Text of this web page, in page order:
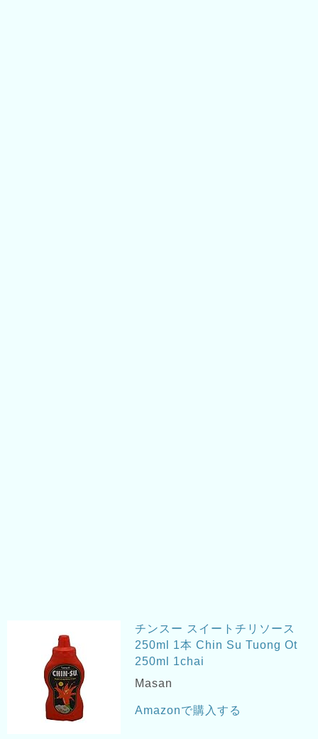
チンスー スイートチリソース
250ml 1本 Chin Su Tuong Ot
250ml 1chai
Masan
Amazonで購入する